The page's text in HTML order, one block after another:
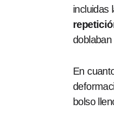
incluidas
En
bolso